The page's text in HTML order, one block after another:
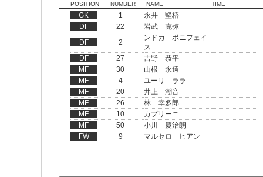
POSITION NUMBER NAME TIME
GK 1
永井 堅梧
DF
22
岩武 克弥
DF
2
ンドカ ボニフェイ
ス
DF
27
吉野 恭平
MF
30
山根 永遠
MF
4
ユーリ ララ
MF
20
井上 潮音
MF
26
林 幸多郎
MF
10
カプリーニ
MF
50
小川 慶治朗
FW
9 マルセロ ヒアン